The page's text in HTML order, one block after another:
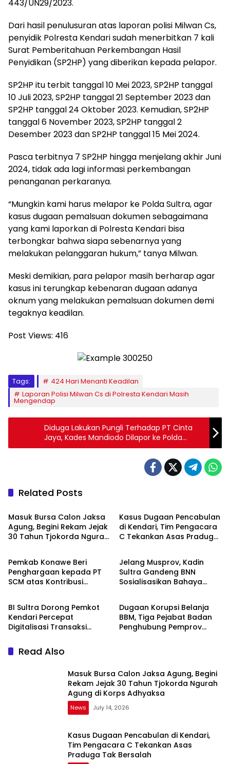
443/UN29/2023.
Dari hasil penulusuran atas laporan polisi Milwan Cs,
penyidik Polresta Kendari sudah menerbitkan 7 kali
Surat Pemberitahuan Perkembangan Hasil
Penyidikan (SP2HP) yang diberikan kepada pelapor.
SP2HP itu terbit tanggal 10 Mei 2023, SP2HP tanggal
10 Juli 2023, SP2HP tanggal 21 September 2023 dan
SP2HP tanggal 24 Oktober 2023. Kemudian, SP2HP
tanggal 6 November 2023, SP2HP tanggal 2
Desember 2023 dan SP2HP tanggal 15 Mei 2024.
Pasca terbitnya 7 SP2HP hingga menjelang akhir Juni
2024, tidak ada lagi informasi perkembangan
penanganan perkaranya.
“Mungkin kami harus melapor ke Polda Sultra, agar
kasus dugaan pemalsuan dokumen sebagaimana
yang kami laporkan di Polresta Kendari bisa
terbongkar bahwa siapa sebenarnya yang
melakukan pelanggaran hukum,” tanya Milwan.
Meski demikian, para pelapor masih berharap agar
kasus ini terungkap kebenaran dugaan adanya
oknum yang melakukan pemalsuan dokumen demi
tegaknya keadilan.
Post Views: 416
Tags:
424 Hari Menanti Keadilan
Laporan Polisi Milwan Cs di Polresta Kendari Masih
Mengendap
Diduga Lakukan Pungli Terhadap PT Cinta
Jaya, Kades Mandiodo Dilapor ke Polda
Sultra
Related Posts
News
Masuk Bursa Calon Jaksa
Agung, Begini Rekam Jejak
30 Tahun Tjokorda Ngurah
Kasus Dugaan Pencabulan
di Kendari, Tim Pengacara
C Tekankan Asas Praduga
News
Pemkab Konawe Beri
Penghargaan kepada PT
SCM atas Kontribusi
News
Jelang Musprov, Kadin
Sultra Gandeng BNN
Sosialisasikan Bahaya
News
BI Sultra Dorong Pemkot
Kendari Percepat
Digitalisasi Transaksi
Efisiensi dan Daya Saing
News
Dugaan Korupsi Belanja
BBM, Tiga Pejabat Badan
Penghubung Pemprov
Read Also
Masuk Bursa Calon Jaksa Agung, Begini
Rekam Jejak 30 Tahun Tjokorda Ngurah
Agung di Korps Adhyaksa
News July 14, 2026
Kasus Dugaan Pencabulan di Kendari,
Tim Pengacara C Tekankan Asas
Praduga Tak Bersalah